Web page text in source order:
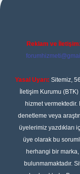
Reklam ve İletişim:
Yasal Uyarı: Sitemiz,
İletişim Kurumu
hizmet
denetleme veya
üyelerimiz yazdıkları
üye olarak bu
herhangi bir marka,
bulunmamaktadır.